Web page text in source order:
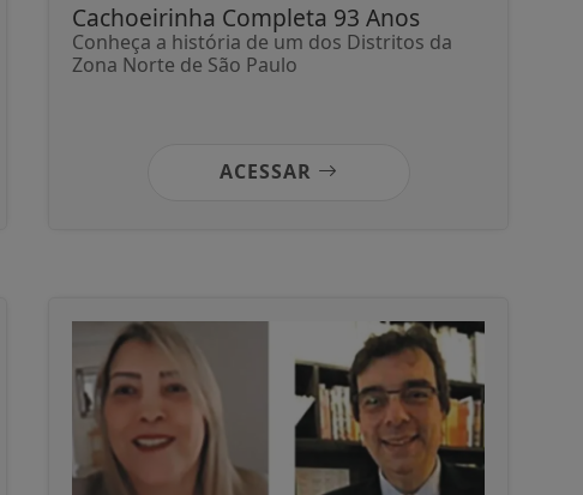
Cachoeirinha Completa 93 Anos
Conheça a história de um dos Distritos da
Zona Norte de São Paulo
ACESSAR